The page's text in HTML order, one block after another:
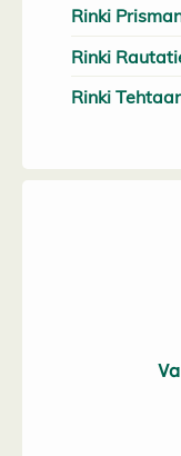
Rinki
Rinki
Rinki